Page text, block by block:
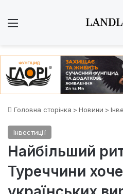
Головна сторінка > Новини >
Інвестиції
Найбільший
Туреччини